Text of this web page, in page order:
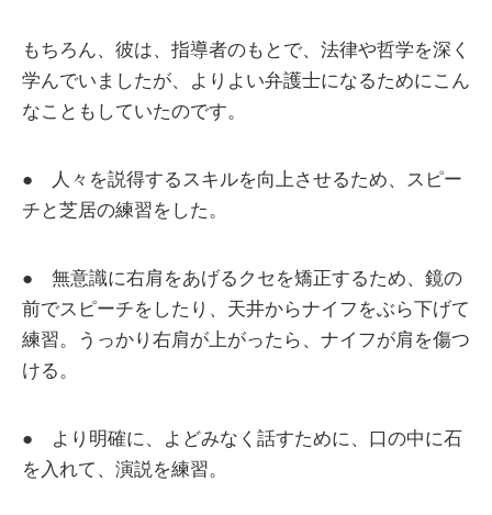
もちろん、彼は、指導者のもとで、法律や哲学を深く
学んでいましたが、よりよい弁護士になるためにこん
なこともしていたのです。
● 人々を説得するスキルを向上させるため、スピー
チと芝居の練習をした。
● 無意識に右肩をあげるクセを矯正するため、鏡の
前でスピーチをしたり、天井からナイフをぶら下げて
練習。うっかり右肩が上がったら、ナイフが肩を傷つ
ける。
● より明確に、よどみなく話すために、口の中に石
を入れて、演説を練習。